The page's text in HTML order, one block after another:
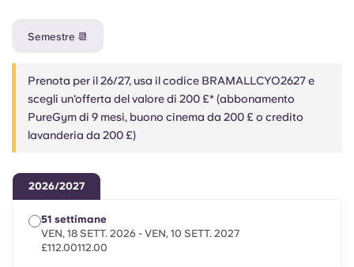
Italian
Semestre 📆
Prenota per il 26/27, usa il codice BRAMALLCYO2627 e
scegli un'offerta del valore di 200 £* (abbonamento
PureGym di 9 mesi, buono cinema da 200 £ o credito
lavanderia da 200 £)
2026/2027
51 settimane
VEN, 18 SETT. 2026 - VEN, 10 SETT. 2027
£112.00112.00